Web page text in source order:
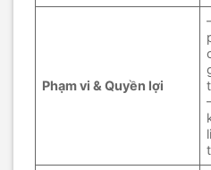
Phạm vi & Quyền lợi